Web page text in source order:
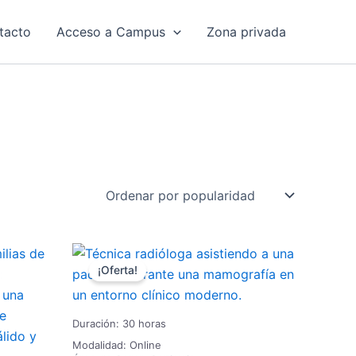
Acceso a Campus Zona privada
Duración: 30 horas
Modalidad: Online
¡Oferta!
El
precio
original
era:
El
precio
actual
es: